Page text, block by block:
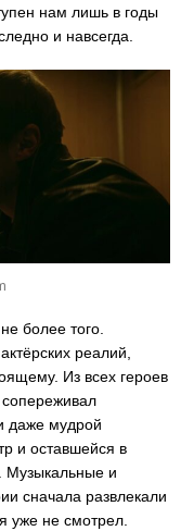
нам лишь в годы
и навсегда.
более того.
реалий,
Из всех героев
даже мудрой
и оставшейся в
Музыкальные и
сначала развлекали
уже не смотрел.